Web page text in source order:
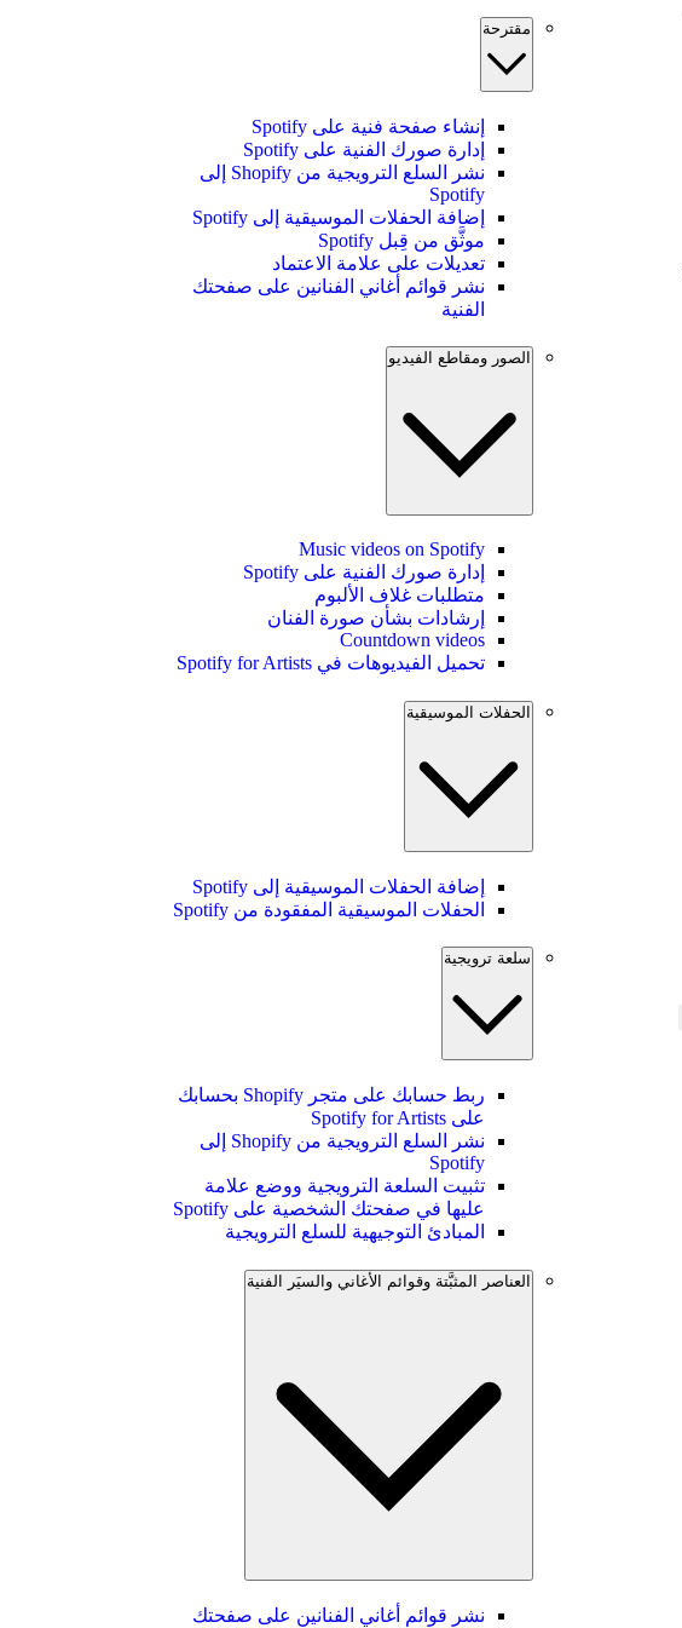
مقترحة
إنشاء صفحة فنية على Spotify
إدارة صورك الفنية على Spotify
نشر السلع الترويجية من Shopify إلى
Spotify
إضافة الحفلات الموسيقية إلى Spotify
موثَّق من قِبل Spotify
تعديلات على علامة الاعتماد
نشر قوائم أغاني الفنانين على صفحتك
الفنية
الصور ومقاطع الفيديو
Music videos on Spotify
إدارة صورك الفنية على Spotify
متطلبات غلاف الألبوم
إرشادات بشأن صورة الفنان
Countdown videos
تحميل الفيديوهات في Spotify for Artists
الحفلات الموسيقية
إضافة الحفلات الموسيقية إلى Spotify
الحفلات الموسيقية المفقودة من Spotify
سلعة ترويجية
ربط حسابك على متجر Shopify بحسابك
على Spotify for Artists
نشر السلع الترويجية من Shopify إلى
Spotify
تثبيت السلعة الترويجية ووضع علامة
عليها في صفحتك الشخصية على Spotify
المبادئ التوجيهية للسلع الترويجية
العناصر المثبَّتة وقوائم الأغاني والسيَر الفنية
نشر قوائم أغاني الفنانين على صفحتك